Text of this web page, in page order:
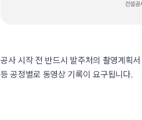
공사 시작 전 반드시 발주처의 촬영계획
등 공정별로 동영상 기록이 요구됩니다.